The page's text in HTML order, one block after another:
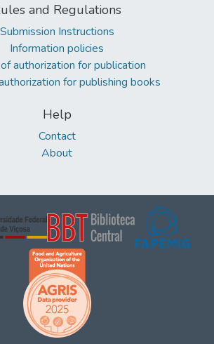
and Regulations
Submission Instructions
Information policies
authorization for publication
for publishing books
Help
Contact
About